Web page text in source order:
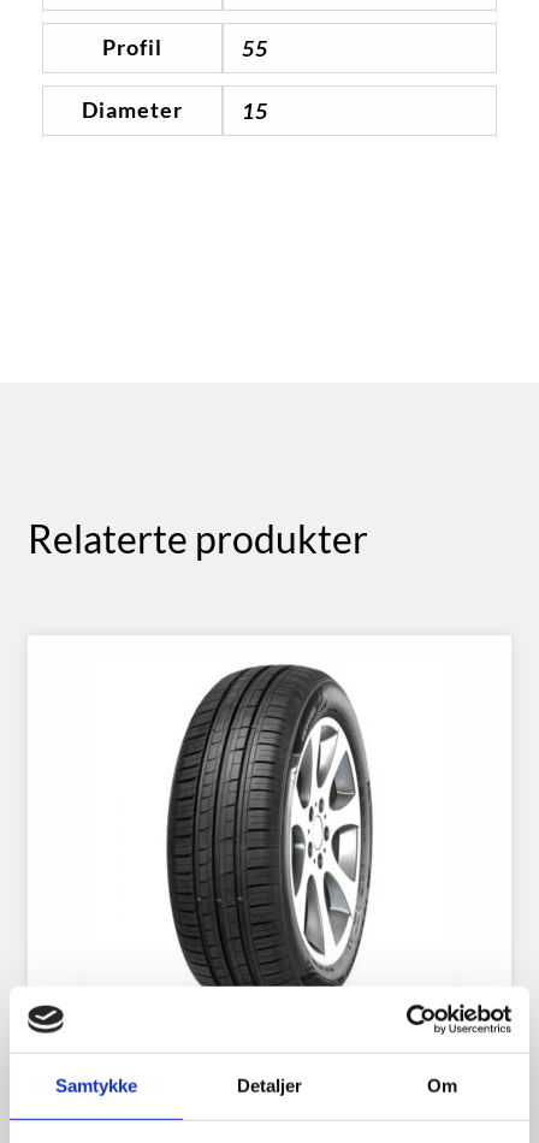
Samtykke Detaljer Om
Profil 55
Diameter 15
Relaterte produkter
Imperial EcoDriver 175/65R14
82H